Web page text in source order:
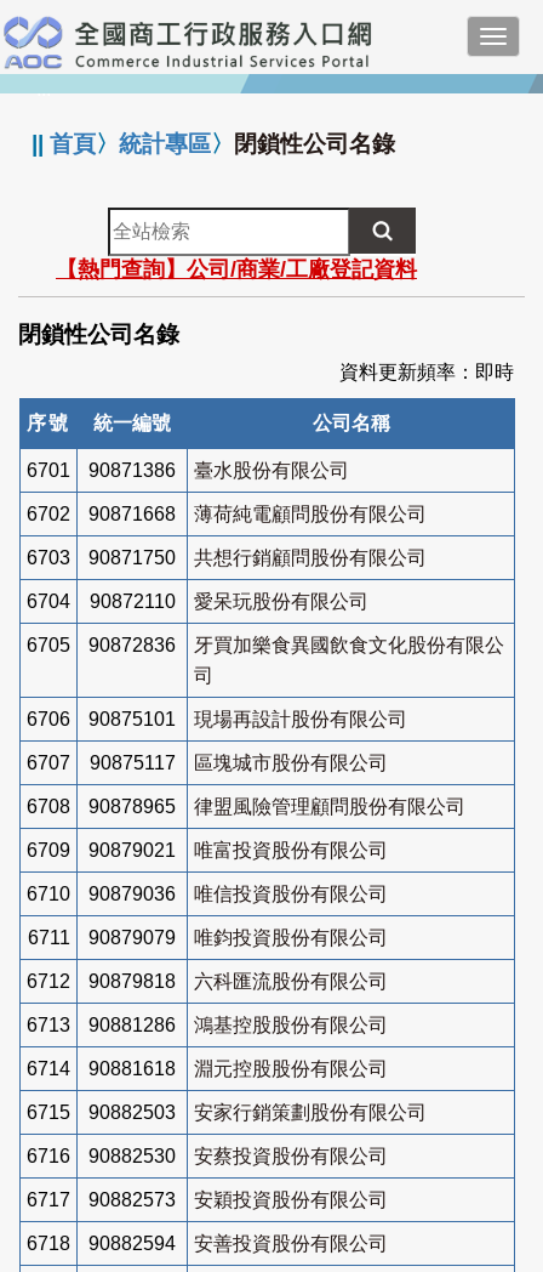
跳
到
主
要
:::
||首頁〉統計專區〉 閉鎖性公司名錄
全
站
檢
索
【熱門查詢】公司/商業/工廠登記資料
閉鎖性公司名錄
資料更新頻率：即時
序號 統一編號 公司名稱
6701 90871386 臺水股份有限公司
6702 90871668 薄荷純電顧問股份有限公司
6703 90871750 共想行銷顧問股份有限公司
6704 90872110 愛呆玩股份有限公司
6705 90872836
牙買加樂食異國飲食文化股份有限公
司
6706 90875101 現場再設計股份有限公司
6707 90875117 區塊城市股份有限公司
6708 90878965 律盟風險管理顧問股份有限公司
6709 90879021 唯富投資股份有限公司
6710 90879036 唯信投資股份有限公司
6711 90879079 唯鈞投資股份有限公司
6712 90879818 六科匯流股份有限公司
6713 90881286 鴻基控股股份有限公司
6714 90881618 淵元控股股份有限公司
6715 90882503 安家行銷策劃股份有限公司
6716 90882530 安蔡投資股份有限公司
6717 90882573 安穎投資股份有限公司
6718 90882594 安善投資股份有限公司